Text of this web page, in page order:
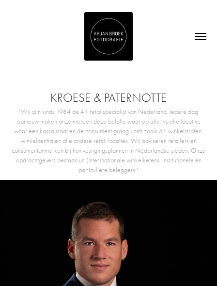
KROESE & PATERNOTTE
"Wij zijn sinds 1984 de A1 retailspecialist van Nederland. Iedere dag
opnieuw maken onze mensen deze belofte waar op alle fysieke locaties
waar een kassa staat en de consument graag komt zoals A1 winkelstraten,
winkelcentra en alle andere retail locaties. Wij adviseren retailers en
consumentenmerken bij hun vestigingsplannen in Nederlandse steden. Onze
opdrachtgevers bestaan uit (inter)nationale winkelketens, institutionele en
particuliere beleggers."